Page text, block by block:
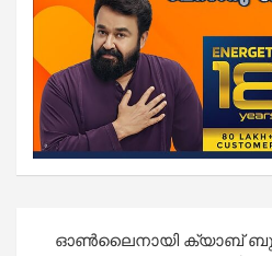
ഓൺലൈനായി ക്യാബ്